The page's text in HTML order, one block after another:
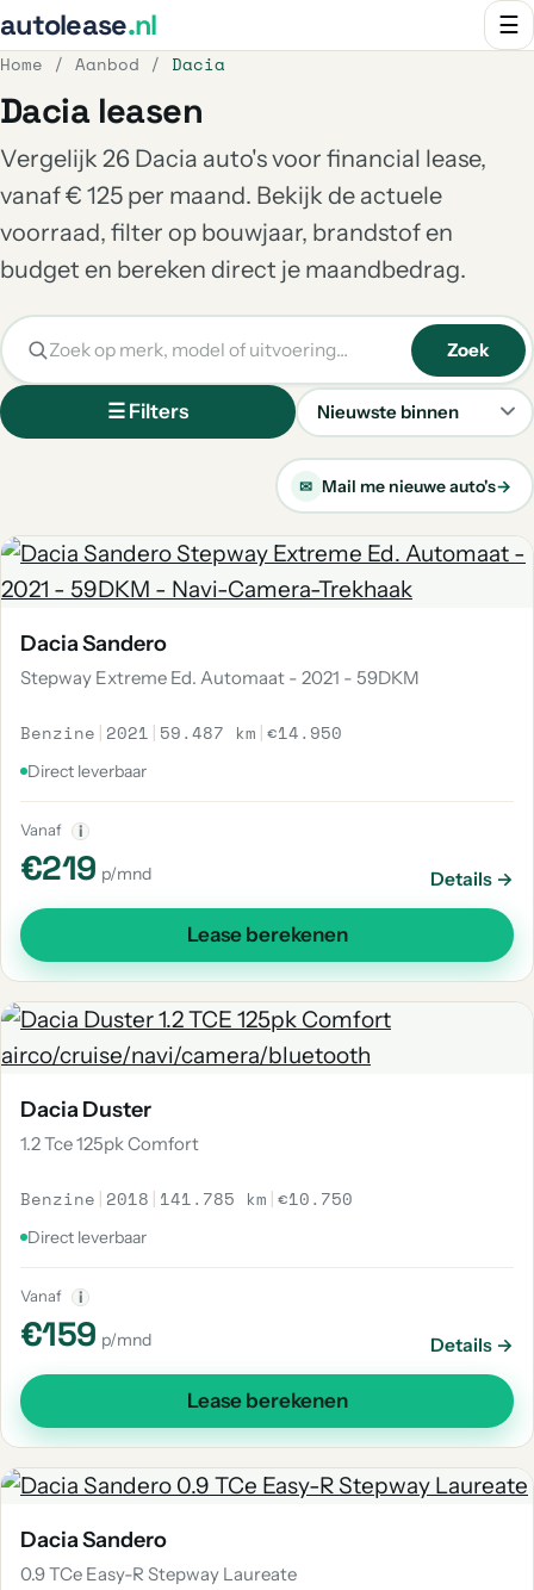
autolease.nl ☰
Home / Aanbod / Dacia
Dacia leasen
Vergelijk 26 Dacia auto's voor financial lease,
vanaf € 125 per maand. Bekijk de actuele
voorraad, filter op bouwjaar, brandstof en
budget en bereken direct je maandbedrag.
☰ Filters
Sorteren
Zoek
✉ Mail me nieuwe auto's→
Dacia Sandero
Stepway Extreme Ed. Automaat - 2021 - 59DKM
Benzine | 2021 | 59.487 km |€14.950
Direct leverbaar
Vanaf i
€219 p/mnd Details →
Lease berekenen
Dacia Duster
1.2 Tce 125pk Comfort
Benzine | 2018 | 141.785 km |€10.750
Direct leverbaar
Vanaf i
€159 p/mnd Details →
Lease berekenen
Dacia Sandero
0.9 TCe Easy-R Stepway Laureate